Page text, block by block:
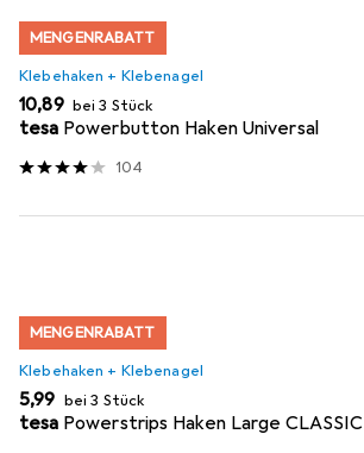
MENGENRABATT
Klebehaken + Klebenagel
EUR
10,89 bei 3 Stück
tesa Powerbutton Haken Universal
104
MENGENRABATT
Klebehaken + Klebenagel
EUR
5,99 bei 3 Stück
tesa Powerstrips Haken Large CLASSIC